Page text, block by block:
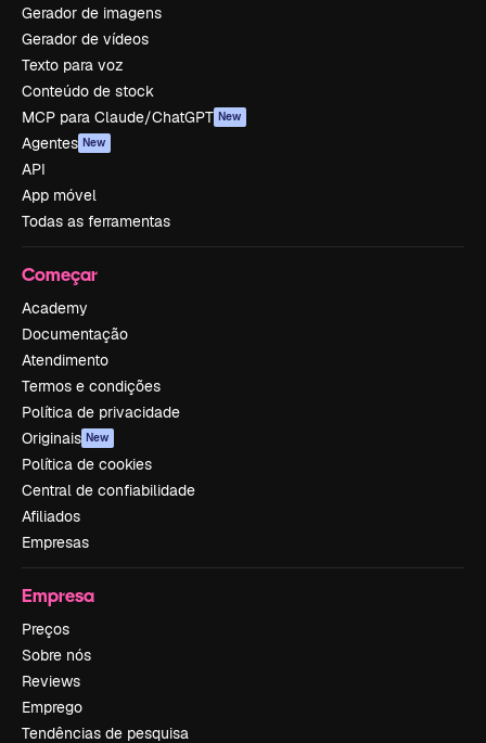
Gerador de imagens
Gerador de vídeos
Texto para voz
Conteúdo de stock
MCP para Claude/ChatGPT New
Agentes New
API
App móvel
Todas as ferramentas
Começar
Academy
Documentação
Atendimento
Termos e condições
Política de privacidade
Originais New
Política de cookies
Central de confiabilidade
Afiliados
Empresas
Empresa
Preços
Sobre nós
Reviews
Emprego
Tendências de pesquisa